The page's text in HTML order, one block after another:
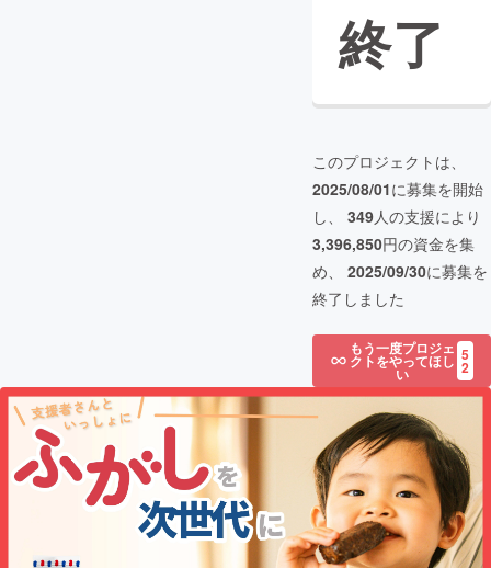
終了
このプロジェクトは、
2025/08/01に募集を開始
し、 349人の支援により
3,396,850円の資金を集
め、 2025/09/30に募集を
終了しました
もう一度プロジェ
クトをやってほし
い
5
2